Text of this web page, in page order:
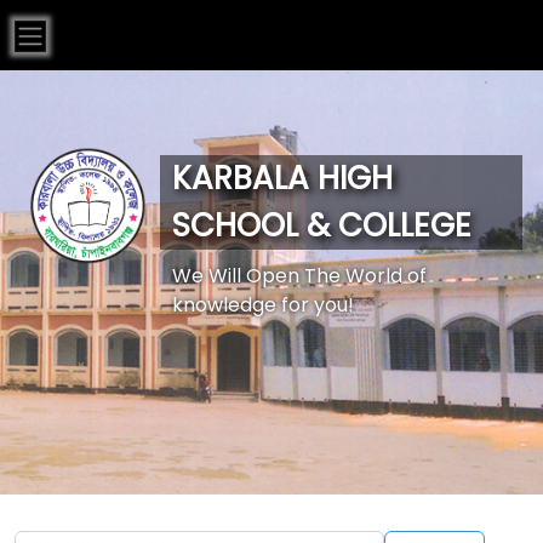
KARBALA HIGH
SCHOOL & COLLEGE
We Will Open The World of
knowledge for you!